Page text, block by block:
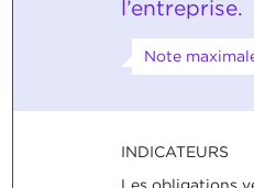
l’entreprise.
Note
INDICATEURS
Les obligations